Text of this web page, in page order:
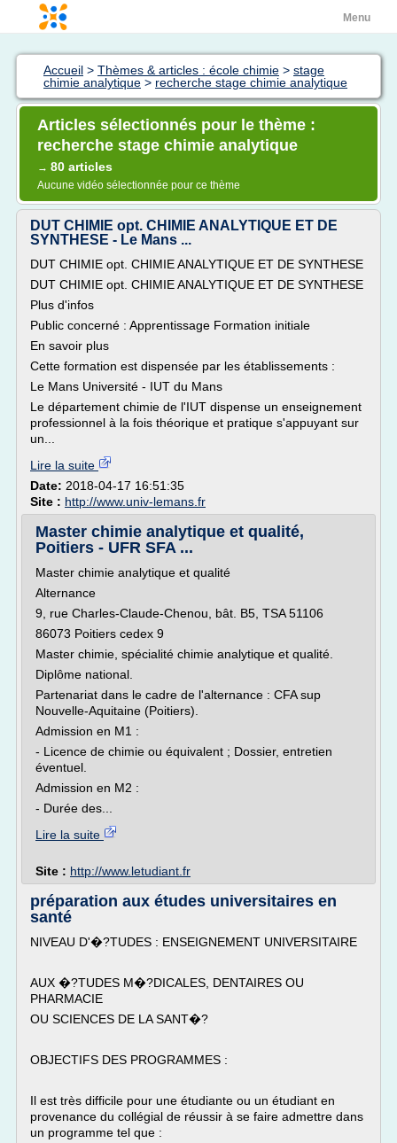
Menu
Accueil > Thèmes & articles : école chimie > stage
chimie analytique > recherche stage chimie analytique
Articles sélectionnés pour le thème :
recherche stage chimie analytique
→ 80 articles
Aucune vidéo sélectionnée pour ce thème
DUT CHIMIE opt. CHIMIE ANALYTIQUE ET DE
SYNTHESE - Le Mans ...
DUT CHIMIE opt. CHIMIE ANALYTIQUE ET DE SYNTHESE
DUT CHIMIE opt. CHIMIE ANALYTIQUE ET DE SYNTHESE
Plus d'infos
Public concerné : Apprentissage Formation initiale
En savoir plus
Cette formation est dispensée par les établissements :
Le Mans Université - IUT du Mans
Le département chimie de l'IUT dispense un enseignement
professionnel à la fois théorique et pratique s'appuyant sur
un...
Lire la suite
Date: 2018-04-17 16:51:35
Site : http://www.univ-lemans.fr
Master chimie analytique et qualité,
Poitiers - UFR SFA ...
Master chimie analytique et qualité
Alternance
9, rue Charles-Claude-Chenou, bât. B5, TSA 51106
86073 Poitiers cedex 9
Master chimie, spécialité chimie analytique et qualité.
Diplôme national.
Partenariat dans le cadre de l'alternance : CFA sup
Nouvelle-Aquitaine (Poitiers).
Admission en M1 :
- Licence de chimie ou équivalent ; Dossier, entretien
éventuel.
Admission en M2 :
- Durée des...
Lire la suite
Site : http://www.letudiant.fr
préparation aux études universitaires en
santé
NIVEAU D'�?TUDES : ENSEIGNEMENT UNIVERSITAIRE
AUX �?TUDES M�?DICALES, DENTAIRES OU
PHARMACIE
OU SCIENCES DE LA SANT�?
OBJECTIFS DES PROGRAMMES :
Il est très difficile pour une étudiante ou un étudiant en
provenance du collégial de réussir à se faire admettre dans
un programme tel que :